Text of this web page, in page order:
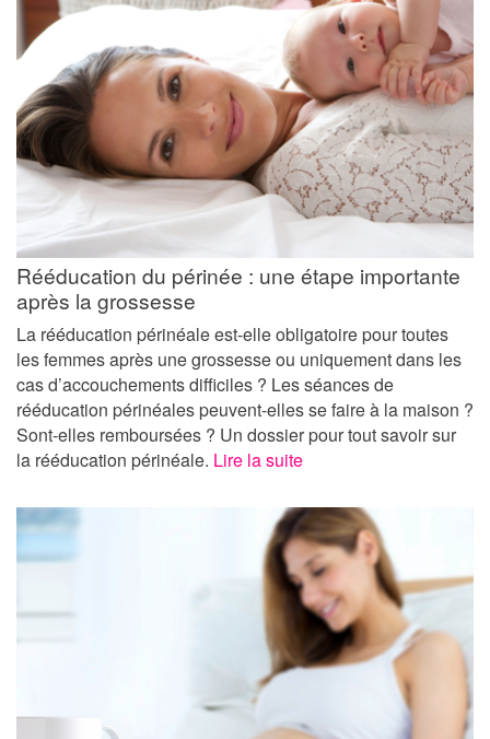
Rééducation du périnée : une étape importante
après la grossesse
La rééducation périnéale est-elle obligatoire pour toutes
les femmes après une grossesse ou uniquement dans les
cas d’accouchements difficiles ? Les séances de
rééducation périnéales peuvent-elles se faire à la maison ?
Sont-elles remboursées ? Un dossier pour tout savoir sur
la rééducation périnéale. Lire la suite